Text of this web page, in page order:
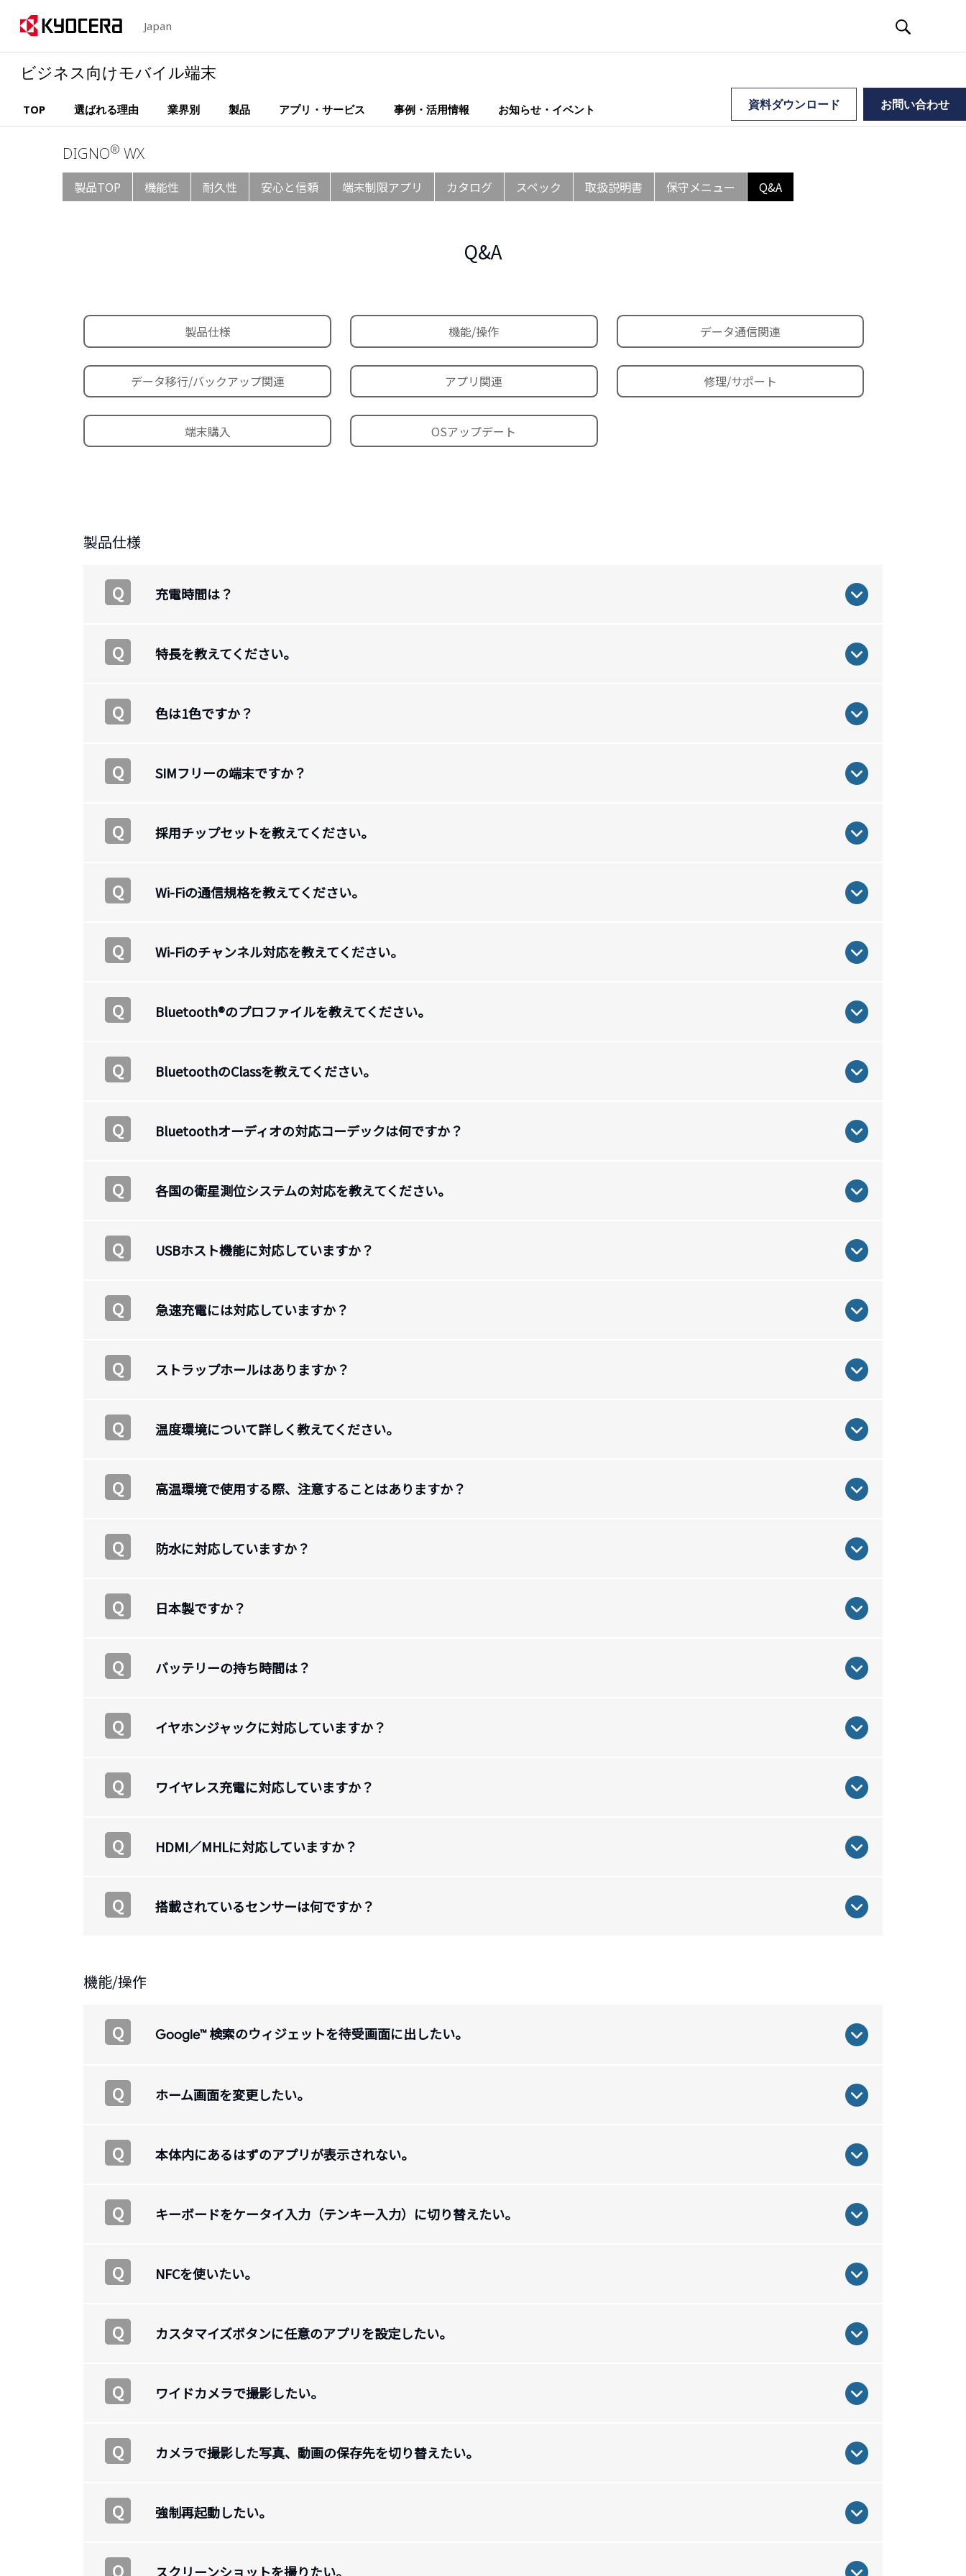
Japan
ビジネス向けモバイル端末
TOP 選ばれる理由 業界別 製品 アプリ・サービス 事例・活用情報 お知らせ・イベント 資料ダウンロード お問い合わせ
DIGNO® WX
製品TOP 機能性 耐久性 安心と信頼 端末制限アプリ カタログ スペック 取扱説明書 保守メニュー Q&A
Q&A
製品仕様 機能/操作 データ通信関連
データ移行/バックアップ関連 アプリ関連 修理/サポート
端末購入 OSアップデート
製品仕様
Q 充電時間は？
Q 特長を教えてください。
Q 色は1色ですか？
Q SIMフリーの端末ですか？
Q 採用チップセットを教えてください。
Q Wi-Fiの通信規格を教えてください。
Q Wi-Fiのチャンネル対応を教えてください。
Q Bluetooth®のプロファイルを教えてください。
Q BluetoothのClassを教えてください。
Q Bluetoothオーディオの対応コーデックは何ですか？
Q 各国の衛星測位システムの対応を教えてください。
Q USBホスト機能に対応していますか？
Q 急速充電には対応していますか？
Q ストラップホールはありますか？
Q 温度環境について詳しく教えてください。
Q 高温環境で使用する際、注意することはありますか？
Q 防水に対応していますか？
Q 日本製ですか？
Q バッテリーの持ち時間は？
Q イヤホンジャックに対応していますか？
Q ワイヤレス充電に対応していますか？
Q HDMI／MHLに対応していますか？
Q 搭載されているセンサーは何ですか？
機能/操作
Q Google™検索のウィジェットを待受画面に出したい。
Q ホーム画面を変更したい。
Q 本体内にあるはずのアプリが表示されない。
Q キーボードをケータイ入力（テンキー入力）に切り替えたい。
Q NFCを使いたい。
Q カスタマイズボタンに任意のアプリを設定したい。
Q ワイドカメラで撮影したい。
Q カメラで撮影した写真、動画の保存先を切り替えたい。
Q 強制再起動したい。
Q スクリーンショットを撮りたい。